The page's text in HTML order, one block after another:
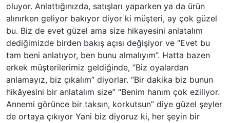
oluyor. Anlattığınızda, satışları yaparken ya da ürün
alınırken geliyor bakıyor diyor ki müşteri, ay çok güzel
bu. Biz de evet güzel ama size hikayesini anlatalım
dediğimizde birden bakış açısı değişiyor ve “Evet bu
tam beni anlatıyor, ben bunu almalıyım”. Hatta bazen
erkek müşterilerimiz geldiğinde, “Biz oyalardan
anlamayız, biz çıkalım” diyorlar. “Bir dakika biz bunun
hikâyesini bir anlatalım size” “Benim hanım çok eziliyor.
Annemi görünce bir taksın, korkutsun” diye güzel şeyler
de ortaya çıkıyor Yani biz diyoruz ki, her şeyin bir